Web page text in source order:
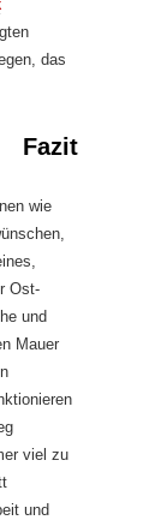
das
Fazit
wie
Ost-
und
Mauer
viel zu
und